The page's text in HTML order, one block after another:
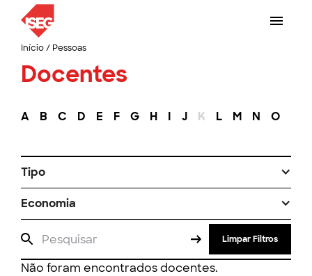
Início/ Pessoas
Docentes
A B C D E F G H I J K L M N O
Tipo
Economia
Limpar Filtros
Não foram encontrados docentes.